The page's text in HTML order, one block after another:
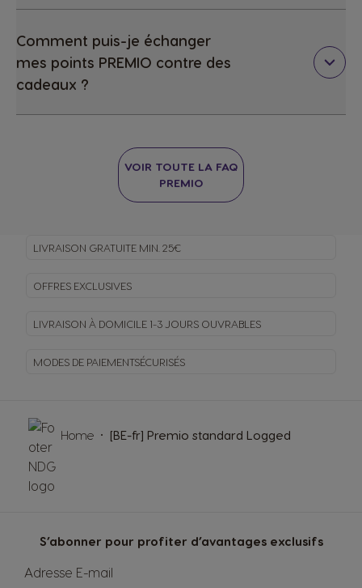
Comment puis-je échanger
mes points PREMIO contre des
cadeaux ?
VOIR TOUTE LA FAQ
PREMIO
LIVRAISON GRATUITE MIN. 25€
OFFRES EXCLUSIVES
LIVRAISON À DOMICILE 1-3 JOURS OUVRABLES
MODES DE PAIEMENTSÉCURISÉS
S’abonner pour profiter d’avantages exclusifs
Adresse E-mail
Home [BE-fr] Premio standard Logged